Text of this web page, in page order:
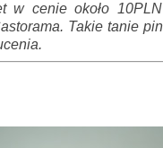
w cenie około
Takie tanie